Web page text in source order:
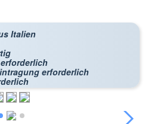
Italien
erforderlich